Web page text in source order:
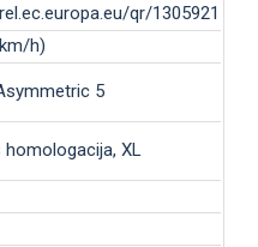
qr/1305921
h)
5
homologacija, XL